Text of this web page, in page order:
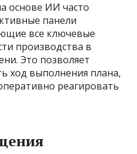
основе ИИ часто
панели
все ключевые
производства в
Это позволяет
ход выполнения плана,
реагировать